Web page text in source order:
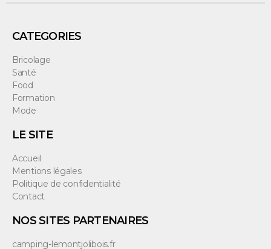
CATEGORIES
Bricolage
Santé
Food
Formation
Mode
LE SITE
Accueil
Mentions légales
Politique de confidentialité
Contact
NOS SITES PARTENAIRES
camping-lemontjolibois.fr